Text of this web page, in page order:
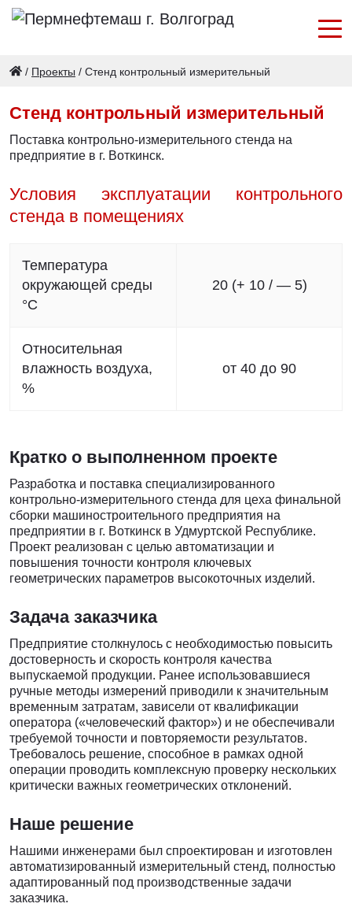
/ Проекты / Стенд контрольный измерительный
Стенд контрольный измерительный
Поставка контрольно-измерительного стенда на
предприятие в г. Воткинск.
Условия эксплуатации контрольного
стенда в помещениях
Температура
окружающей среды
°С
20 (+ 10 / — 5)
Относительная
влажность воздуха,
%
от 40 до 90
Кратко о выполненном проекте
Разработка и поставка специализированного
контрольно-измерительного стенда для цеха финальной
сборки машиностроительного предприятия на
предприятии в г. Воткинск в Удмуртской Республике.
Проект реализован с целью автоматизации и
повышения точности контроля ключевых
геометрических параметров высокоточных изделий.
Задача заказчика
Предприятие столкнулось с необходимостью повысить
достоверность и скорость контроля качества
выпускаемой продукции. Ранее использовавшиеся
ручные методы измерений приводили к значительным
временным затратам, зависели от квалификации
оператора («человеческий фактор») и не обеспечивали
требуемой точности и повторяемости результатов.
Требовалось решение, способное в рамках одной
операции проводить комплексную проверку нескольких
критически важных геометрических отклонений.
Наше решение
Нашими инженерами был спроектирован и изготовлен
автоматизированный измерительный стенд, полностью
адаптированный под производственные задачи
заказчика.